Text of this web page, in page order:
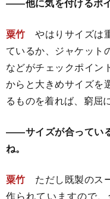
粟竹やはりサイズは
ているか、ジャケット
などがチェックポイン
からと大きめサイズを
るものを着れば、窮屈
――サイズが合ってい
ね。
粟竹 ただし既製のス
作られていますので